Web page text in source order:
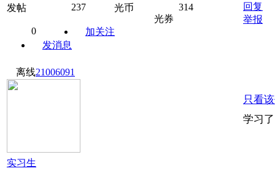
发帖 237 光币
314
光券
0
加关注
发消息
回复
举报
离线21006091
实习生
只看
学习